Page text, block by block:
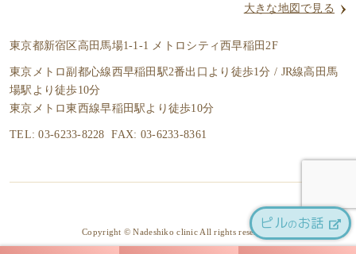
ピルのお話
大きな地図で見る
東京都新宿区高田馬場1-1-1 メトロシティ西早稲田2F
東京メトロ副都心線西早稲田駅2番出口より徒歩1分 / JR線高田馬
場駅より徒歩10分
東京メトロ東西線早稲田駅より徒歩10分
TEL: 03-6233-8228 FAX: 03-6233-8361
Copyright © Nadeshiko clinic All rights reserved.